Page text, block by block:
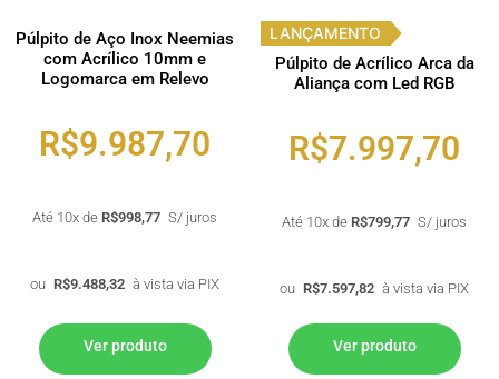
Púlpito de Aço Inox Neemias
com Acrílico 10mm e
Logomarca em Relevo
R$9.987,70
Até 10x de R$998,77 S/ juros
ou R$9.488,32 à vista via PIX
Ver produto
LANÇAMENTO
Púlpito de Acrílico Arca da
Aliança com Led RGB
R$7.997,70
Até 10x de R$799,77 S/ juros
ou R$7.597,82 à vista via PIX
Ver produto